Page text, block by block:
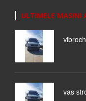
ULTIMELE MASINI
vas